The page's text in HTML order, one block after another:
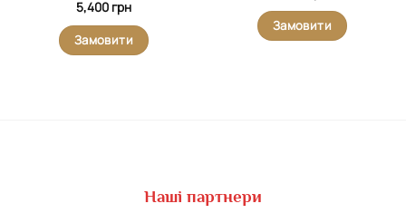
5,400 грн
Замовити
Замовити
Наші партнери